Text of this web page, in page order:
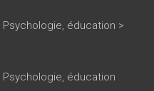
Psychologie, éducation >
Psychologie, éducation